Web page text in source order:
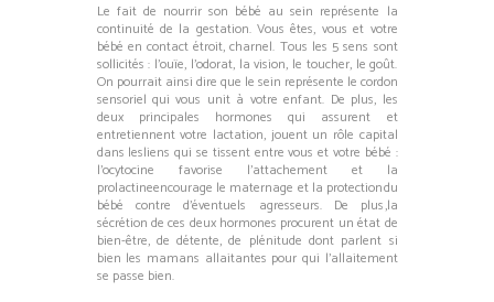
Le fait de nourrir son bébé au sein représente la
continuité de la gestation. Vous êtes, vous et votre
bébé en contact étroit, charnel. Tous les 5 sens sont
sollicités : l’ouïe, l’odorat, la vision, le toucher, le goût.
On pourrait ainsi dire que le sein représente le cordon
sensoriel qui vous unit à votre enfant. De plus, les
deux principales hormones qui assurent et
entretiennent votre lactation, jouent un rôle capital
dans lesliens qui se tissent entre vous et votre bébé :
l’ocytocine favorise l’attachement et la
prolactineencourage le maternage et la protectiondu
bébé contre d’éventuels agresseurs. De plus,la
sécrétion de ces deux hormones procurent un état de
bien-être, de détente, de plénitude dont parlent si
bien les mamans allaitantes pour qui l’allaitement
se passe bien.